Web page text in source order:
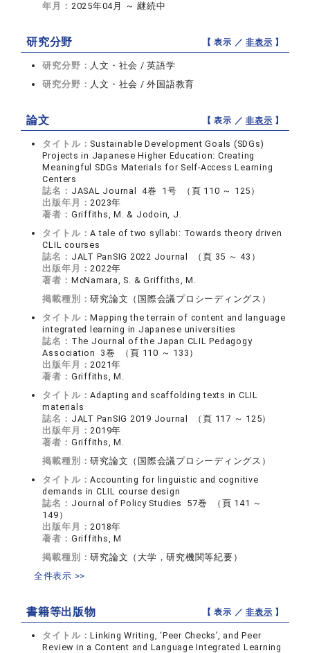
年月： 2025年04月 ～ 継続中
研究分野 【 表示 ／非表示 】
研究分野： 人文・社会 / 英語学
研究分野： 人文・社会 / 外国語教育
論文 【 表示 ／非表示 】
タイトル： Sustainable Development Goals (SDGs)
Projects in Japanese Higher Education: Creating
Meaningful SDGs Materials for Self-Access Learning
Centers
誌名： JASAL Journal 4巻 1号 （頁 110 ～ 125）
出版年月：2023年
著者： Griffiths, M. & Jodoin, J.
タイトル：A tale of two syllabi: Towards theory driven
CLIL courses
誌名： JALT PanSIG 2022 Journal （頁 35 ～ 43）
出版年月：2022年
著者： McNamara, S. & Griffiths, M.
掲載種別：研究論文（国際会議プロシーディングス）
タイトル：Mapping the terrain of content and language
integrated learning in Japanese universities
誌名： The Journal of the Japan CLIL Pedagogy
Association 3巻 （頁 110 ～ 133）
出版年月：2021年
著者： Griffiths, M.
タイトル：Adapting and scaffolding texts in CLIL
materials
誌名： JALT PanSIG 2019 Journal （頁 117 ～ 125）
出版年月：2019年
著者： Griffiths, M.
掲載種別：研究論文（国際会議プロシーディングス）
タイトル：Accounting for linguistic and cognitive
demands in CLIL course design
誌名： Journal of Policy Studies 57巻 （頁 141 ～
149）
出版年月：2018年
著者： Griffiths, M
掲載種別：研究論文（大学，研究機関等紀要）
全件表示 >>
書籍等出版物 【 表示 ／非表示 】
タイトル：Linking Writing, ‘Peer Checks’, and Peer
Review in a Content and Language Integrated Learning